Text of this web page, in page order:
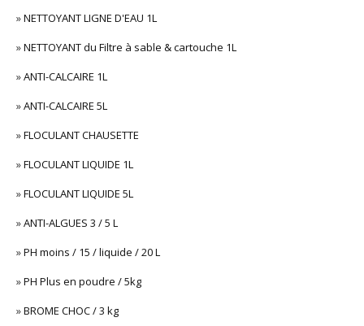
»NETTOYANT LIGNE D'EAU 1L
»NETTOYANT du Filtre à sable & cartouche 1L
»ANTI-CALCAIRE 1L
»ANTI-CALCAIRE 5L
»FLOCULANT CHAUSETTE
»FLOCULANT LIQUIDE 1L
»FLOCULANT LIQUIDE 5L
»ANTI-ALGUES 3 / 5 L
»PH moins / 15 / liquide / 20 L
»PH Plus en poudre / 5kg
»BROME CHOC / 3 kg